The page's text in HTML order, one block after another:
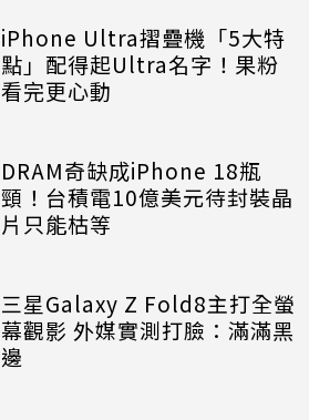
iPhone Ultra摺疊機「5大特
點」配得起Ultra名字！果粉
看完更心動
DRAM奇缺成iPhone 18瓶
頸！台積電10億美元待封裝晶
片只能枯等
三星Galaxy Z Fold8主打全螢
幕觀影 外媒實測打臉：滿滿黑
邊